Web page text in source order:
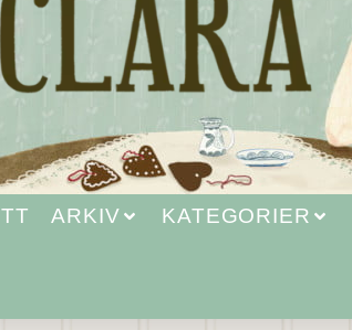
ARKIV KATEGORIER